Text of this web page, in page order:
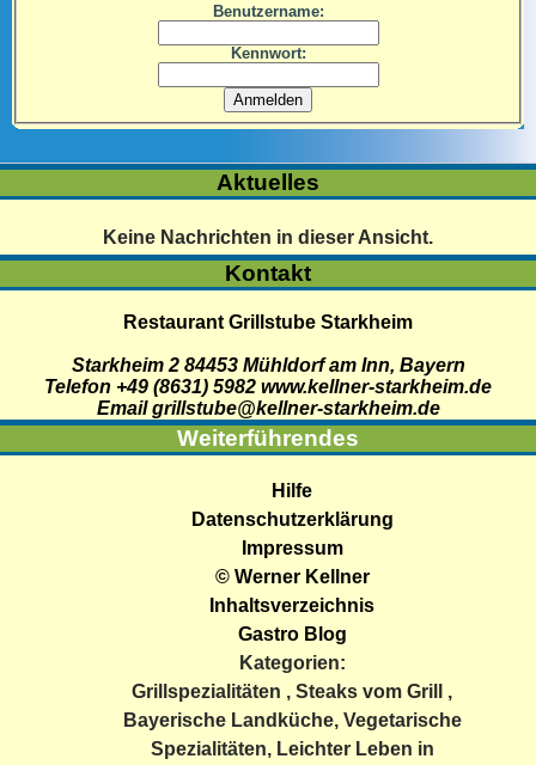
Benutzername:
Kennwort:
Aktuelles
Keine Nachrichten in dieser Ansicht.
Kontakt
Restaurant Grillstube Starkheim
Starkheim 2 84453 Mühldorf am Inn, Bayern
Telefon +49 (8631) 5982 www.kellner-starkheim.de
Email grillstube@kellner-starkheim.de
Weiterführendes
Hilfe
Datenschutzerklärung
Impressum
© Werner Kellner
Inhaltsverzeichnis
Gastro Blog
Kategorien:
Grillspezialitäten , Steaks vom Grill ,
Bayerische Landküche, Vegetarische
Spezialitäten, Leichter Leben in